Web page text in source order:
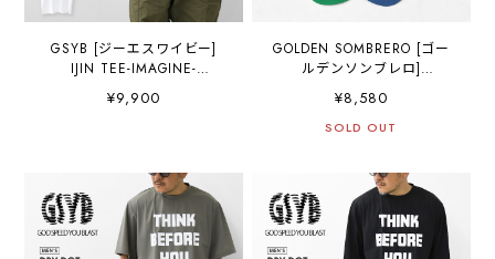
GSYB [ジーエスワイビー]
IJIN TEE-IMAGINE-
[GS2601-C03] イマジンティ
ー・ ショートスリーブ・半
ース・MEN'S [2026SS]
¥9,900
GOLDEN SOMBRERO [ゴー
ルデンソンブレロ]
DECHOxTACOMA FUJI
RECORDS Golden
Sombrero JEFFERSON CAP
Katsuyama [GS25-YK] デコ
ー×タコマフジレコード ゴ
ールデンソンブレロ 6パネ
ルキャップ・MEN'S /
LADY'S [2026SS]
¥8,580
SOLD OUT